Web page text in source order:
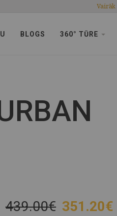
BLOGS 360° TŪRE
439.00€ 351.20€